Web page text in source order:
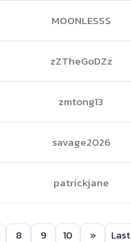
MOONLESSS
zZTheGoDZz
zmtong13
savage2026
patrickjane
8 9 10 » Last